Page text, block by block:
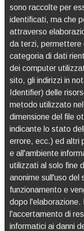
sono raccolte per
identificati, ma che
attraverso
da terzi, permettere
categoria di dati
dei computer
sito, gli indirizzi in
Identifier) delle
metodo utilizzato
dimensione del file
indicante lo stato
errore, ecc.) ed altri
e all'ambiente
utilizzati al solo fine
anonime sull'uso
funzionamento e
dopo
l'accertamento di
informatici ai danni